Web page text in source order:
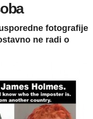
fotografije
ne radi o